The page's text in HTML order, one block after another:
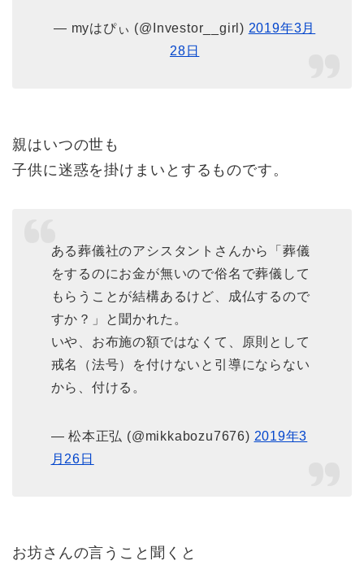
— myはぴぃ (@Investor__girl) 2019年3月
28日
親はいつの世も
子供に迷惑を掛けまいとするものです。
ある葬儀社のアシスタントさんから「葬儀
をするのにお金が無いので俗名で葬儀して
もらうことが結構あるけど、成仏するので
すか？」と聞かれた。
いや、お布施の額ではなくて、原則として
戒名（法号）を付けないと引導にならない
から、付ける。
— 松本正弘 (@mikkabozu7676) 2019年3
月26日
お坊さんの言うこと聞くと